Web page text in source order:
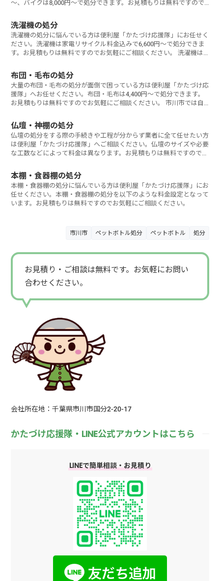
～、バイクは8,000円～で処分できます。お見積もりは無料ですので
洗濯機の処分
洗濯機の処分に悩んでいる方は便利屋「かたづけ応援隊」にお任せく
ださい。洗濯機は家電リサイクル料金込みで6,600円～で処分できま
す。お見積もりは無料ですのでお気軽にご相談ください。 洗濯機は
布団・毛布の処分
大量の布団・毛布の処分が面倒で困っている方は便利屋「かたづけ応
援隊」へお任せください。布団・毛布は4,400円～で処分できます。
お見積もりは無料ですのでお気軽にご相談ください。 市川市では自
仏壇・神棚の処分
仏壇の処分をする際の手続きや工程が分からず業者に全て任せたい方
は便利屋「かたづけ応援隊」へご相談ください。仏壇のサイズや必要
な工数などによって料金は異なります。お見積もりは無料ですのでお
本棚・食器棚の処分
本棚・食器棚の処分に悩んでいる方は便利屋「かたづけ応援隊」にお
任せください。本棚・食器棚の処分を以下のような料金設定となって
います。お見積もりは無料ですのでお気軽にご相談ください。
市川市 ペットボトル処分 ペットボトル 処分
お見積り・ご相談は無料です。お気軽にお問い
合わせください。
会社所在地：千葉県市川市国分2-20-17
かたづけ応援隊・LINE公式アカウントはこちら
LINEで簡単相談・お見積り